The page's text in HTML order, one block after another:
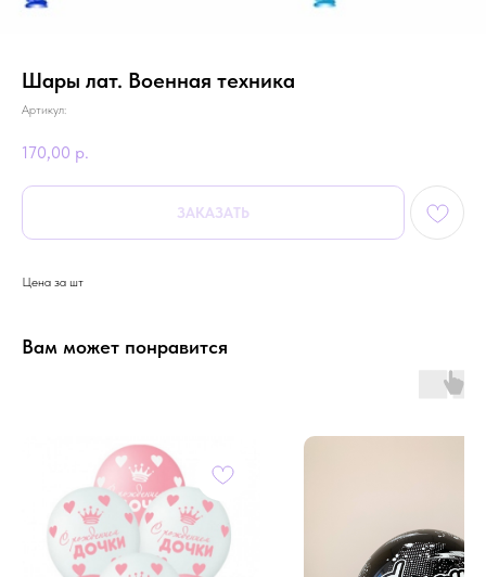
Шары лат. Военная техника
Артикул:
170,00 р.
ЗАКАЗАТЬ
Цена за шт
Вам может понравится